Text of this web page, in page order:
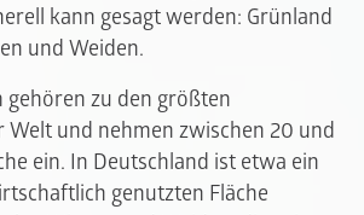
kann gesagt werden: Grünland
und Weiden.
gehören zu den größten
Welt und nehmen zwischen 20 und
ein. In Deutschland ist etwa ein
genutzten Fläche